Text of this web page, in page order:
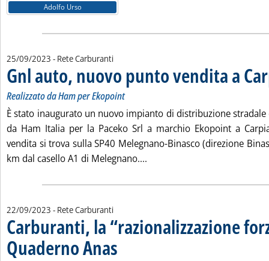
Adolfo Urso
25/09/2023 - Rete Carburanti
Gnl auto, nuovo punto vendita a
Realizzato da Ham per Ekopoint
È stato inaugurato un nuovo impianto di distribuzione
da Ham Italia per la Paceko Srl a marchio Ekopoint a
vendita si trova sulla SP40 Melegnano-Binasco (direzione
km dal casello A1 di Melegnano....
22/09/2023 - Rete Carburanti
Carburanti, la “razionalizzazione
Quaderno Anas